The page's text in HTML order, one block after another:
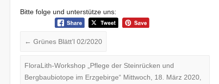
Bitte folge und unterstütze uns:
← Grünes Blätt’l 02/2020
FloraLith-Workshop „Pflege der Steinrücken und
Bergbaubiotope im Erzgebirge“ Mittwoch, 18. März 2020,